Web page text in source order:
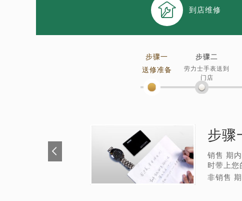
黑龙江省大庆市萨尔图区会战大街劳力士
黑龙江省鹤岗市向阳区红军路劳力士售后
黑龙江省黑河市爱辉区中央街劳力士售后
黑龙江省佳木斯市向阳区长安路劳力士售
黑龙江省牡丹江市东安区太平路劳力士售
黑龙江省七台河市桃山区大同街劳力士售
黑龙江省绥化市北林区新华街与康庄路交
黑龙江省伊春市伊美区通河路劳力士售后
吉林省白城市洮北区明仁南街劳力士售后
吉林省白山市浑江区浑江大街劳力士售后
 到店维修
步骤一
送修准备
步骤二
劳力士手表送到
门店
步骤
销售 期
时带上您
非销售